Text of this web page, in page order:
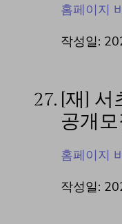
홈페이지
작성일:
27. [재] 서
공개
홈페이지
작성일: